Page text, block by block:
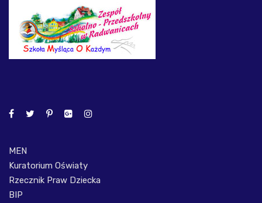
MEN
Kuratorium Oświaty
Rzecznik Praw Dziecka
BIP